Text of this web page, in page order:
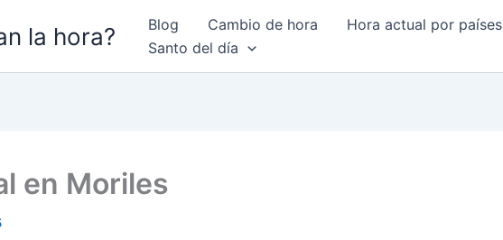
la hora? Blog Cambio de hora Hora actual por países
Santo del día
en Moriles